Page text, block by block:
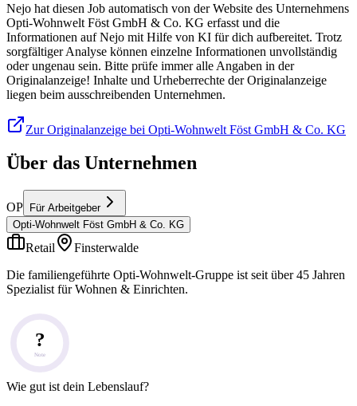
Nejo hat diesen Job automatisch von der Website des Unternehmens
Opti-Wohnwelt Föst GmbH & Co. KG erfasst und die
Informationen auf Nejo mit Hilfe von KI für dich aufbereitet. Trotz
sorgfältiger Analyse können einzelne Informationen unvollständig
oder ungenau sein. Bitte prüfe immer alle Angaben in der
Originalanzeige! Inhalte und Urheberrechte der Originalanzeige
liegen beim ausschreibenden Unternehmen.
Zur Originalanzeige bei Opti-Wohnwelt Föst GmbH & Co. KG
Über das Unternehmen
OP
Für Arbeitgeber
Opti-Wohnwelt Föst GmbH & Co. KG
Retail
Finsterwalde
Die familiengeführte Opti-Wohnwelt-Gruppe ist seit über 45 Jahren
Spezialist für Wohnen & Einrichten.
?
Note
Wie gut ist dein Lebenslauf?